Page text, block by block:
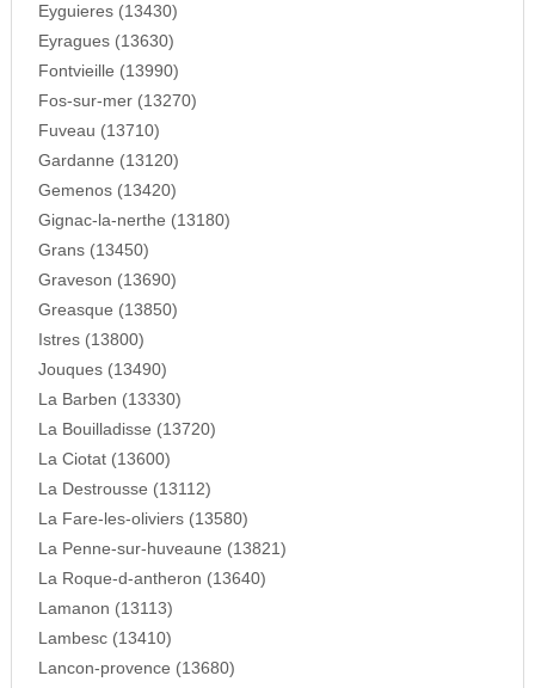
Eyguieres (13430)
Eyragues (13630)
Fontvieille (13990)
Fos-sur-mer (13270)
Fuveau (13710)
Gardanne (13120)
Gemenos (13420)
Gignac-la-nerthe (13180)
Grans (13450)
Graveson (13690)
Greasque (13850)
Istres (13800)
Jouques (13490)
La Barben (13330)
La Bouilladisse (13720)
La Ciotat (13600)
La Destrousse (13112)
La Fare-les-oliviers (13580)
La Penne-sur-huveaune (13821)
La Roque-d-antheron (13640)
Lamanon (13113)
Lambesc (13410)
Lancon-provence (13680)